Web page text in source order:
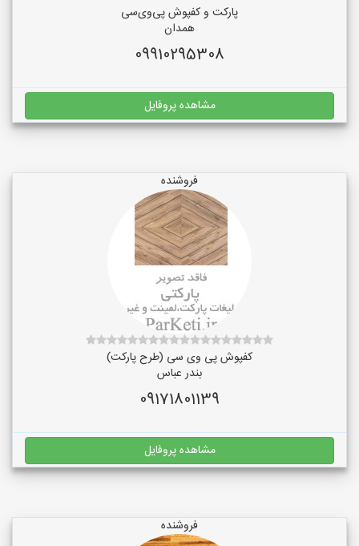
پارکت و کفپوش پی‌وی‌سی
همدان
09910295308
مشاهده پروفایل
فروشنده
کفپوش پی وی سی (طرح پارکت)
بندر عباس
09171801139
مشاهده پروفایل
فروشنده